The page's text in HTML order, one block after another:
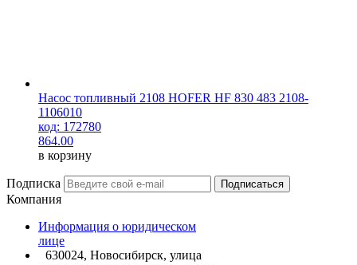
Насос топливный 2108 HOFER HF 830 483 2108-
1106010
код: 172780
864.00
в корзину
Подписка Подписаться
Компания
Информация о юридическом
лице
630024, Новосибирск, улица